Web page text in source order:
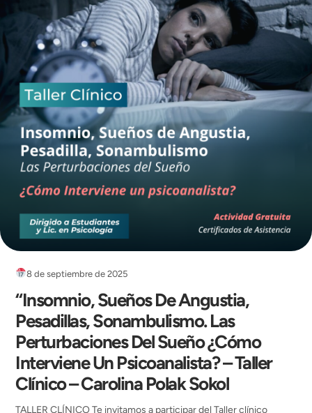
8 de septiembre de 2025
“Insomnio, Sueños De Angustia,
Pesadillas, Sonambulismo. Las
Perturbaciones Del Sueño ¿Cómo
Interviene Un Psicoanalista? – Taller
Clínico – Carolina Polak Sokol
TALLER CLÍNICO Te invitamos a participar del Taller clínico